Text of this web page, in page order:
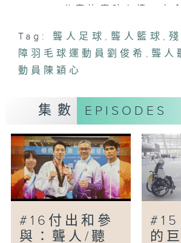
彼此談談在這個無聲賽場上
低。
殘運會聾人足球率先於今年5
七日大白天在真草地比賽，他
職，平日下班後才能趕往練波
連續數天進行的足球賽事，首
強手，最終仍能在遇上強敵
聽障足球運動員鄧浩軒會和教
這場令他們難忘的殘運會聾人
《拼搏無界限》環節介紹廣東
子隊及女子隊。
Tag: 聾人足球 , 聾人籃球 ,
障羽毛球運動員劉俊希 , 聾人
動員陳穎心
集數 EPISODES
#16付出和參
與：聾人/聽
#15
的